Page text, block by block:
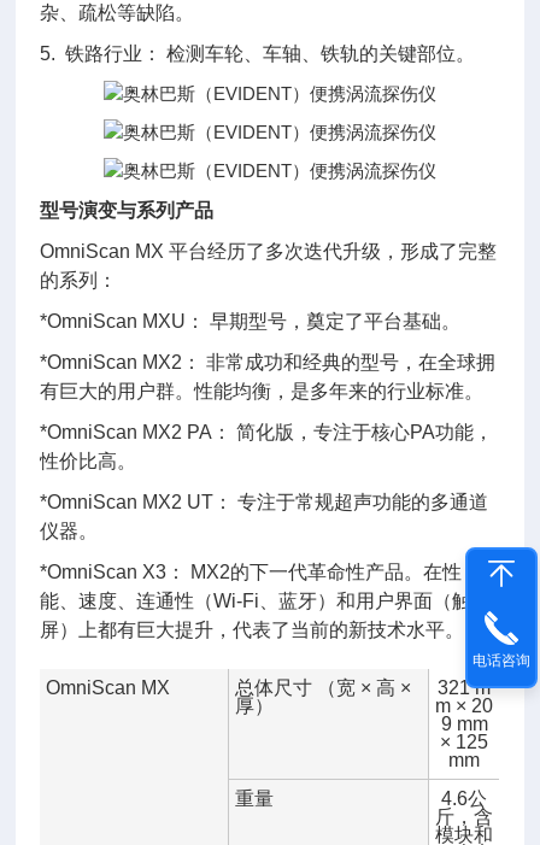
杂、疏松等缺陷。
5. 铁路行业： 检测车轮、车轴、铁轨的关键部位。
型号演变与系列产品
OmniScan MX 平台经历了多次迭代升级，形成了完整
的系列：
*OmniScan MXU： 早期型号，奠定了平台基础。
*OmniScan MX2： 非常成功和经典的型号，在全球拥
有巨大的用户群。性能均衡，是多年来的行业标准。
*OmniScan MX2 PA： 简化版，专注于核心PA功能，
性价比高。
*OmniScan MX2 UT： 专注于常规超声功能的多通道
仪器。
*OmniScan X3： MX2的下一代革命性产品。在性
能、速度、连通性（Wi-Fi、蓝牙）和用户界面（触摸
屏）上都有巨大提升，代表了当前的新技术水平。
OmniScan MX
总体尺寸 （宽 × 高 ×
厚）
321 m
m × 20
9 mm
× 125
mm
重量
4.6公
斤，含
模块和
电话咨询